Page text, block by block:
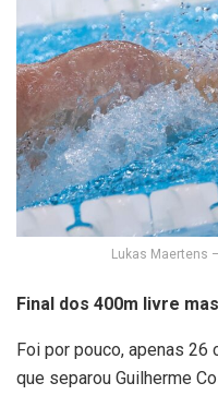
Lukas Maertens
Final dos 400m livre
Foi por pouco, apenas
que separou Guilherme